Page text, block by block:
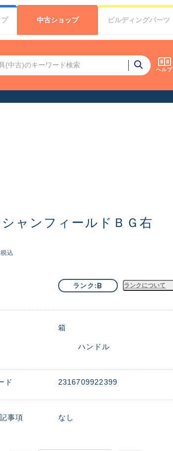
ヘルプ
中古ショップ ビルディングパーツ
シャンフィールドＢＧ右
税込
ランク B ランクについて
箱
ハンドル
ド 2316709922399
事項 なし